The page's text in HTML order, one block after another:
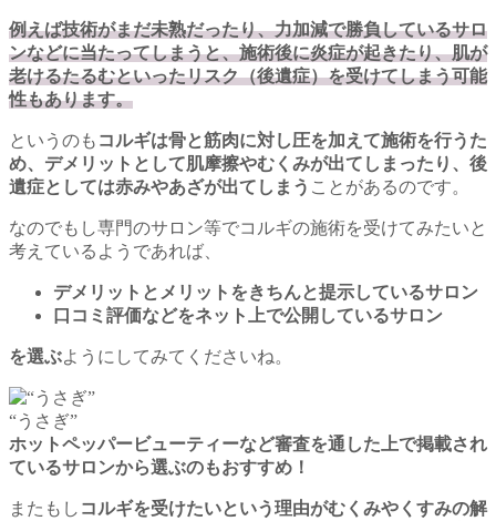
例えば技術がまだ未熟だったり、力加減で勝負しているサロ
ンなどに当たってしまうと、施術後に炎症が起きたり、肌が
老けるたるむといったリスク（後遺症）を受けてしまう可能
性もあります。
というのも コルギは骨と筋肉に対し圧を加えて施術を行うた
め、デメリットとして肌摩擦やむくみが出てしまったり、後
遺症としては赤みやあざが出てしまう ことがあるのです。
なのでもし専門のサロン等でコルギの施術を受けてみたいと
考えているようであれば、
デメリットとメリットをきちんと提示しているサロン
口コミ評価などをネット上で公開しているサロン
を選ぶようにしてみてくださいね。
“うさぎ”
ホットペッパービューティーなど審査を通した上で掲載され
ているサロンから選ぶのもおすすめ！
またもし コルギを受けたいという理由がむくみやくすみの解